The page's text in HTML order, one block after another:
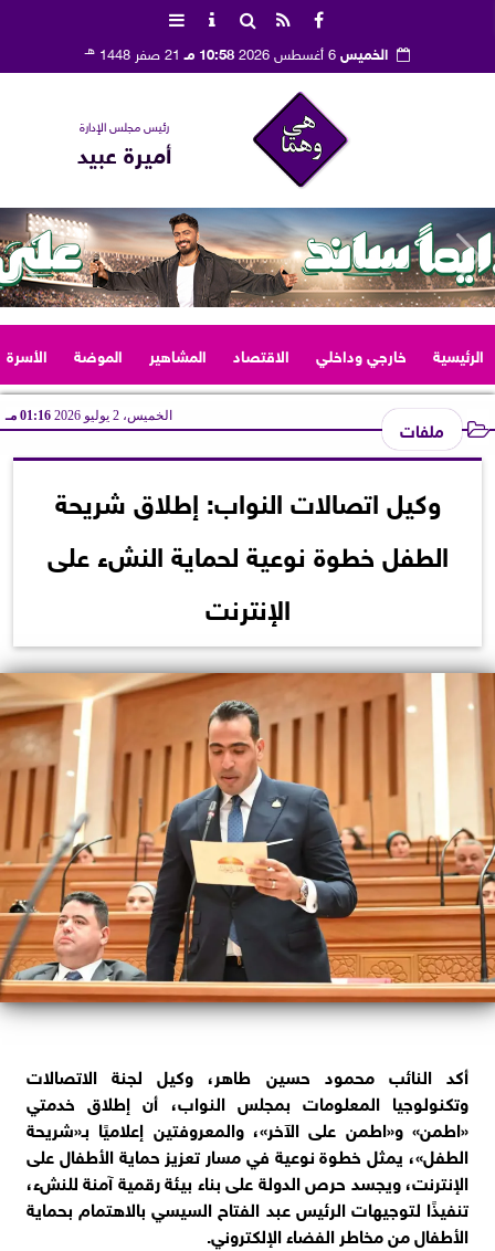
الخميس 10:58 مـ 21 صفر 1448 هـ
رئيس مجلس الإدارة
أميرة عبيد
الرئيسية خارجي وداخلي الاقتصاد المشاهير الموضة الأسرة
ملفات الخميس، 2 يوليو 2026 01:16 مـ
وكيل اتصالات النواب: إطلاق شريحة
الطفل خطوة نوعية لحماية النشء على
الإنترنت
أكد النائب محمود حسين طاهر، وكيل لجنة الاتصالات
وتكنولوجيا المعلومات بمجلس النواب، أن إطلاق خدمتي
«اطمن» و«اطمن على الآخر»، والمعروفتين إعلاميًا بـ«شريحة
الطفل»، يمثل خطوة نوعية في مسار تعزيز حماية الأطفال على
الإنترنت، ويجسد حرص الدولة على بناء بيئة رقمية آمنة للنشء،
تنفيذًا لتوجيهات الرئيس عبد الفتاح السيسي بالاهتمام بحماية
الأطفال من مخاطر الفضاء الإلكتروني.